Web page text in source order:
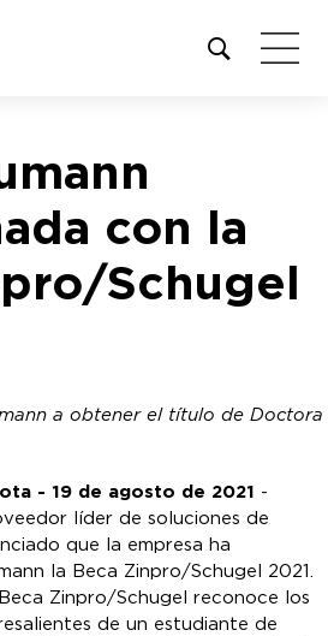
Open
site
con la
Schugel
a obtener el título de Doctora
- 19 de agosto de 2021 -
líder de soluciones de
que la empresa ha
la Beca Zinpro/Schugel 2021.
Zinpro/Schugel reconoce los
de un estudiante de